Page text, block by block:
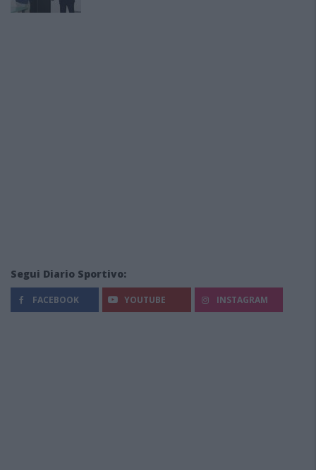
Segui Diario Sportivo:
FACEBOOK YOUTUBE INSTAGRAM